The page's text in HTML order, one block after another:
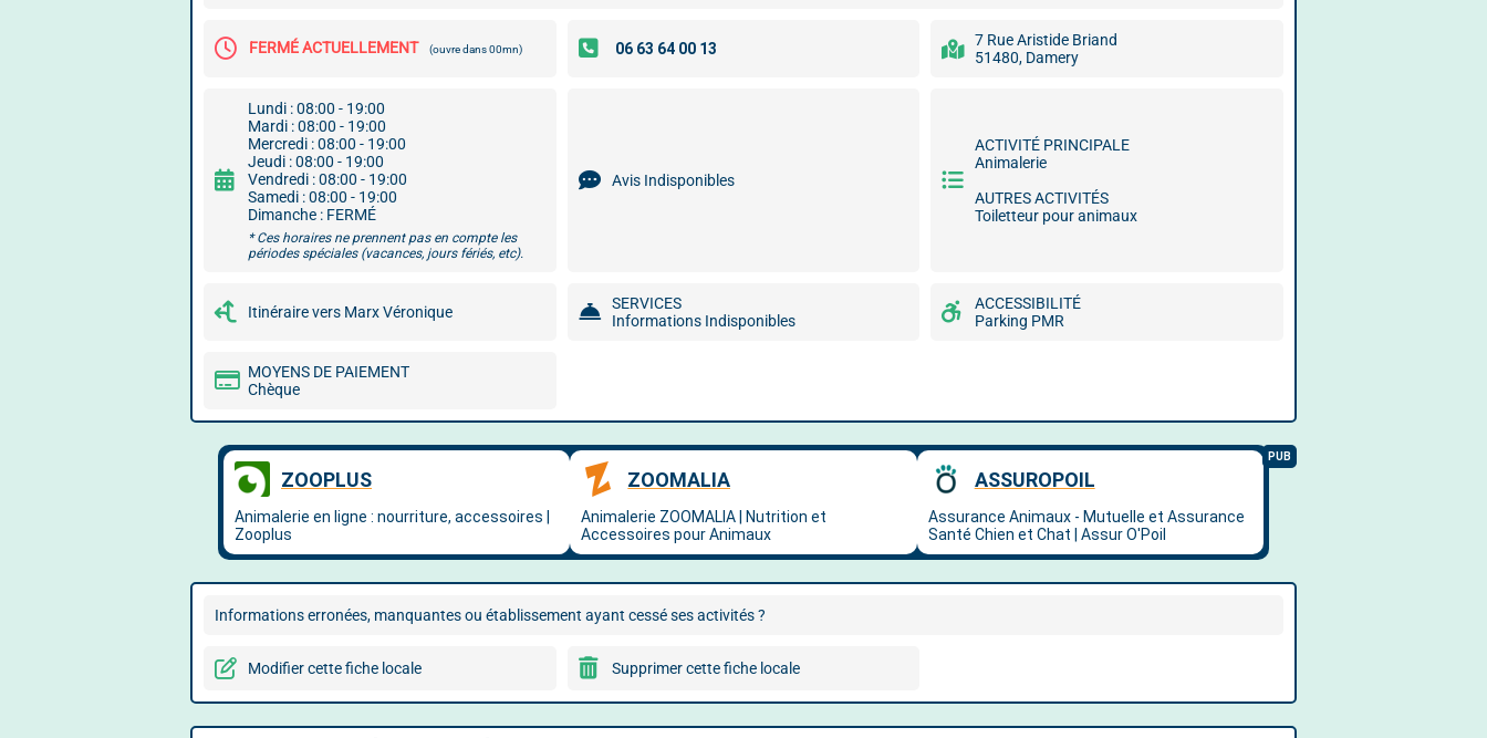
FERMÉ ACTUELLEMENT (ouvre dans 00mn)
7 Rue Aristide Briand
51480, Damery
Lundi : 08:00 - 19:00
Mardi : 08:00 - 19:00
Mercredi : 08:00 - 19:00
Jeudi : 08:00 - 19:00
Vendredi : 08:00 - 19:00
Samedi : 08:00 - 19:00
Dimanche : FERMÉ
* Ces horaires ne prennent pas en compte les
périodes spéciales (vacances, jours fériés, etc).
Avis Indisponibles
ACTIVITÉ PRINCIPALE
Animalerie
AUTRES ACTIVITÉS
Toiletteur pour animaux
Itinéraire vers Marx Véronique
SERVICES
Informations Indisponibles
ACCESSIBILITÉ
Parking PMR
MOYENS DE PAIEMENT
Chèque
Informations erronées, manquantes ou établissement ayant cessé ses activités ?
Modifier cette fiche locale Supprimer cette fiche locale